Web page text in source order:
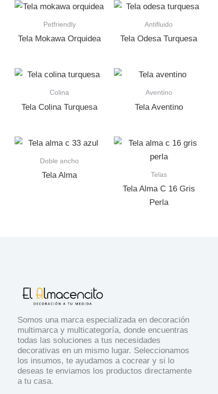
Petfriendly
Tela Mokawa Orquidea
Antifluido
Tela Odesa Turquesa
Colina
Tela Colina Turquesa
Aventino
Tela Aventino
Doble ancho
Tela Alma Telas
Tela Alma C 16 Gris
Perla
Somos una marca especializada en decoración
multimarca y multicategoría, donde encuentras
todas las soluciones a tus necesidades
decorativas en un mismo lugar. Seleccionamos
los insumos, te ayudamos a cocrear y si lo
deseas te enviamos los productos directamente
a tu casa.